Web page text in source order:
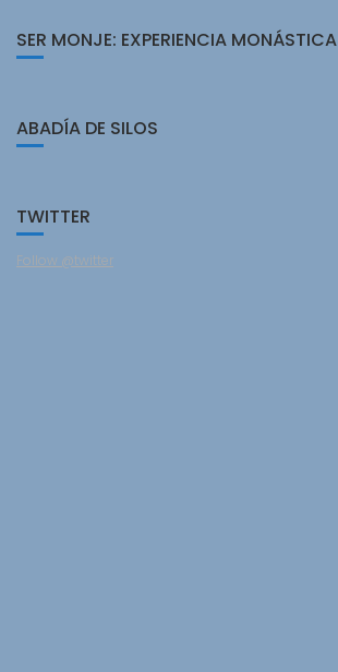
SER MONJE: EXPERIENCIA MONÁSTICA
ABADÍA DE SILOS
TWITTER
Follow @twitter